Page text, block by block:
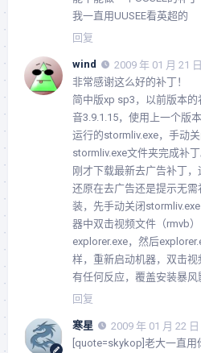
我一直用UUSEE看英超的
回复
wind
2009 年 01 月 21
非常感谢这么好的补丁！
简中版xp sp3，以前版本
音3.9.1.15，使用上一个版
运行的stormliv.exe，手动
stormliv.exe文件夹完成补丁
刚才下载最新去广告补丁
还原在去广告还是提示无
装，先手动关闭
器中双击视频文件（rmvb
explorer.exe，然后
样，重新启动机器，双击
有任何反应，覆盖安装暴风
回复
寒星
2009 年 01 月 22
[quote=skykop]老大一直